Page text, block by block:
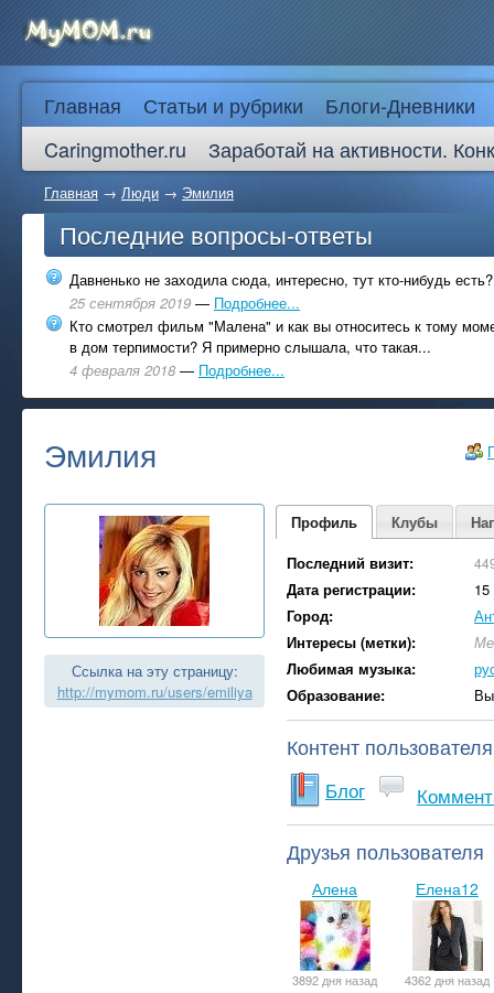
Главная Статьи и рубрики
Блоги-Дневники
Caringmother.ru
Заработай на активности.
Главная → Люди → Эмилия
Последние вопросы-ответы
Давненько не заходила сюда, интересно, тут кто-нибудь есть?
25 сентября 2019 — Подробнее...
Кто смотрел фильм "Малена" и как вы относитесь к тому
в дом терпимости? Я примерно слышала, что такая...
4 февраля 2018 — Подробнее...
Эмилия
Ссылка на эту страницу:
http://mymom.ru/users/emiliya
Профиль Клубы
Последний визит:
Дата регистрации:
Город:
Интересы (метки):
Любимая музыка:
Образование:
Контент пользователя
Блог
Друзья пользователя
Алена
3892 дня назад
Елена12
4362 дня назад